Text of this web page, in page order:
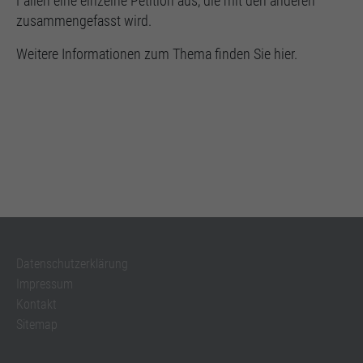
zusammengefasst wird.
Weitere Informationen zum Thema finden Sie hier.
Datenschutzerklärung
Impressum
Kontakt
Sitemap